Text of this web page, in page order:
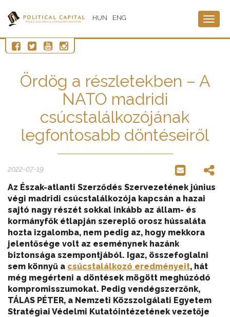
HUN ENG
Ördög a részletekben – A
NATO madridi
csúcstalálkozójának
legfontosabb döntéseiről
2022-07-19
Az Észak-atlanti Szerződés Szervezetének június
végi madridi csúcstalálkozója kapcsán a hazai
sajtó nagy részét sokkal inkább az állam- és
kormányfők étlapján szereplő orosz hússaláta
hozta izgalomba, nem pedig az, hogy mekkora
jelentősége volt az eseménynek hazánk
biztonsága szempontjából. Igaz, összefoglalni
sem könnyű a csúcstalálkozó eredményeit, hát
még megérteni a döntések mögött meghúzódó
kompromisszumokat. Pedig vendégszerzőnk,
TÁLAS PÉTER, a Nemzeti Közszolgálati Egyetem
Stratégiai Védelmi Kutatóintézetének vezetője